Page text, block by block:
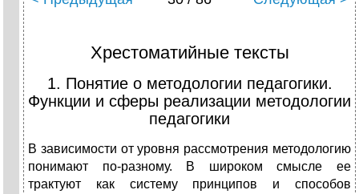
Хрестоматийные тексты
1. Понятие о методологии педагогики.
Функции и сферы реализации методологии
педагогики
В зависимости от уровня рассмотрения методологию
понимают по-разному. В широком смысле ее
трактуют как систему принципов и способов